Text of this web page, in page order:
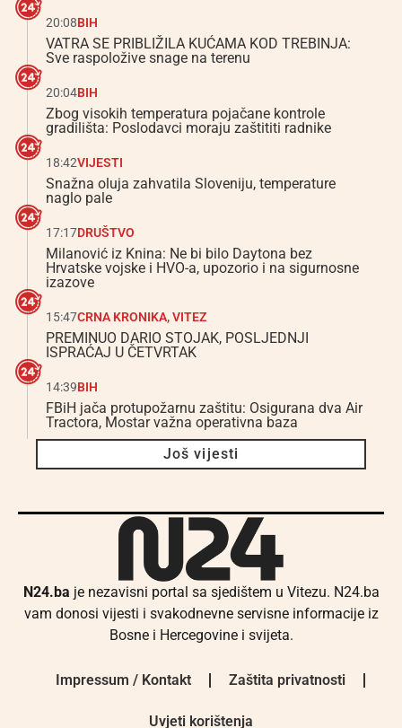
20:08BIH
VATRA SE PRIBLIŽILA KUĆAMA KOD TREBINJA:
Sve raspoložive snage na terenu
20:04BIH
Zbog visokih temperatura pojačane kontrole
gradilišta: Poslodavci moraju zaštititi radnike
18:42VIJESTI
Snažna oluja zahvatila Sloveniju, temperature
naglo pale
17:17DRUŠTVO
Milanović iz Knina: Ne bi bilo Daytona bez
Hrvatske vojske i HVO-a, upozorio i na sigurnosne
izazove
15:47CRNA KRONIKA,VITEZ
PREMINUO DARIO STOJAK, POSLJEDNJI
ISPRAĆAJ U ČETVRTAK
14:39BIH
FBiH jača protupožarnu zaštitu: Osigurana dva Air
Tractora, Mostar važna operativna baza
Još vijesti
N24.ba je nezavisni portal sa sjedištem u Vitezu. N24.ba
vam donosi vijesti i svakodnevne servisne informacije iz
Bosne i Hercegovine i svijeta.
Impressum / Kontakt Zaštita privatnosti
Uvjeti korištenja